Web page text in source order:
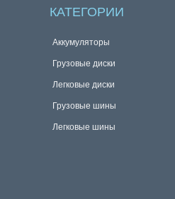
КАТЕГОРИИ
Аккумуляторы
Грузовые диски
Легковые диски
Грузовые шины
Легковые шины